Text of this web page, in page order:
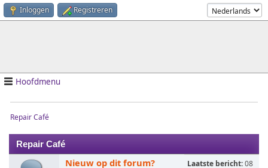
Inloggen Registreren
Hoofdmenu
Repair Café
Repair Café
Nieuw op dit forum? Laatste bericht:08